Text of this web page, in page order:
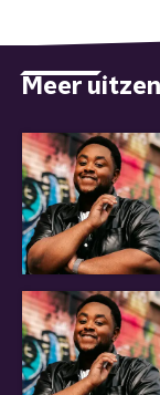
Meer